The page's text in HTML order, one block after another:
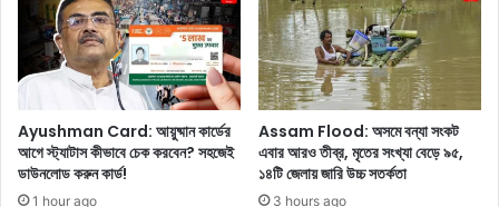
সো
ফি
য়া
ভা
র্গা
‘Ayushman Card: আয়ুষ্মান কার্ডের
আগে স্ট্যাটাস কীভাবে চেক করবেন? সহজেই
ডাউনলোড করুন কার্ড!
1 hour ago
Assam Flood: অসমে বন্যা সংকট
এবার আরও তীব্র, মৃতের সংখ্যা বেড়ে ৯৫,
১৪টি জেলায় জারি উচ্চ সতর্কতা
3 hours ago